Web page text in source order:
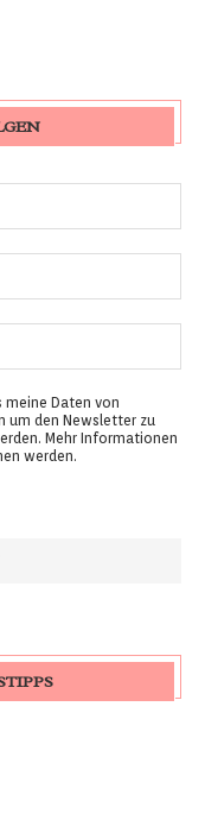
meine Daten von
um den Newsletter zu
Mehr Informationen
werden.